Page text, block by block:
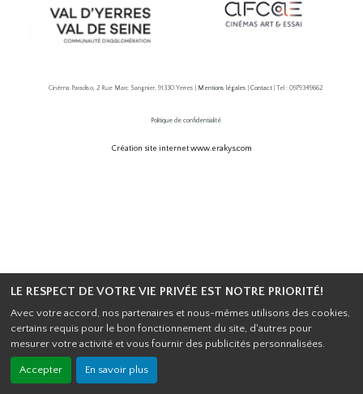
LE RESPECT DE VOTRE VIE PRIVÉE EST NOTRE PRIORITÉ!
Avec votre accord, nos partenaires et nous-mêmes utilisons des cookies,
certains requis pour le bon fonctionnement du site, d'autres pour
mesurer votre activité et vous fournir des publicités personnalisées.
Accepter En savoir plus
Cinéma Paradiso, 2 Rue Marc Sangnier, 91330 Yerres | Mentions légales Contact | Tel : 0979349662
Politique de confidentialité
Création site internet www.erakys.com